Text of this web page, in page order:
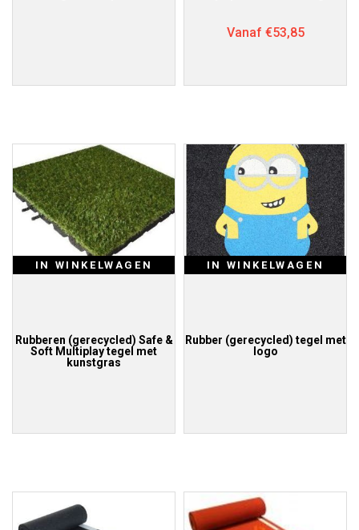
Vanaf €53,85
IN WINKELWAGEN
Rubberen (gerecycled) Safe &
Soft Multiplay tegel met
kunstgras
IN WINKELWAGEN
Rubber (gerecycled) tegel met
logo